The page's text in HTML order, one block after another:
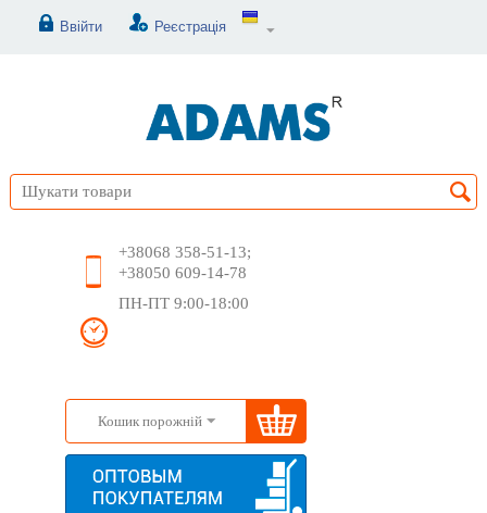
Ввійти Реєстрація
+38068 358-51-13;
+38050 609-14-78
ПН-ПТ 9:00-18:00
Кошик порожній